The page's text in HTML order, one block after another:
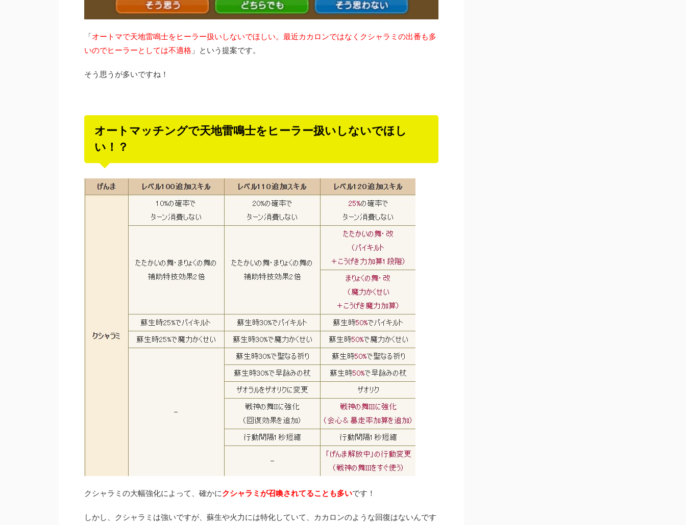
「オートマで天地雷鳴士をヒーラー扱いしないでほしい。最近カカロンではなくクシャラミの出番も多
いのでヒーラーとしては不適格 」という提案です。
そう思うが多いですね！
オートマッチングで天地雷鳴士をヒーラー扱いしないでほし
い！？
クシャラミの大幅強化によって、確かにクシャラミが召喚されてることも多いです！
しかし、クシャラミは強いですが、蘇生や火力には特化していて、カカロンのような回復はないんです